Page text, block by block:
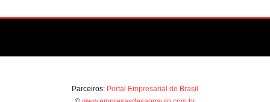
Parceiros: Portal Empresarial do Brasil